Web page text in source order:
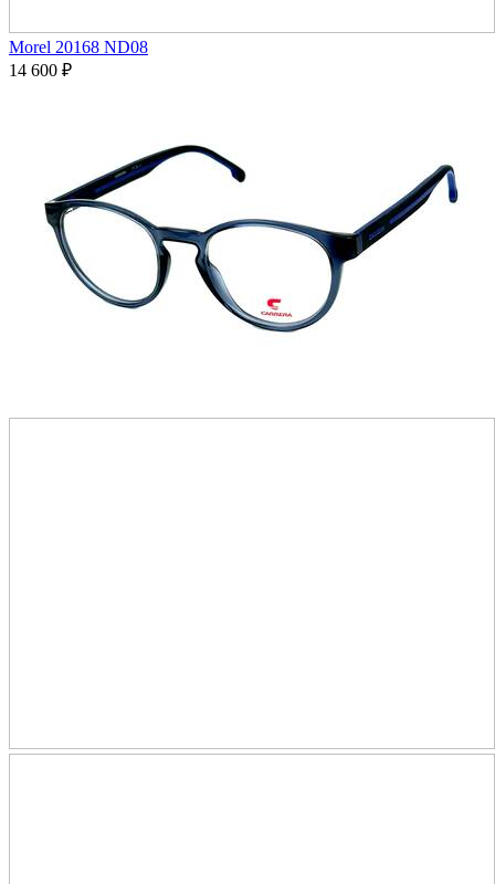
Morel 20168 ND08
14 600 ₽